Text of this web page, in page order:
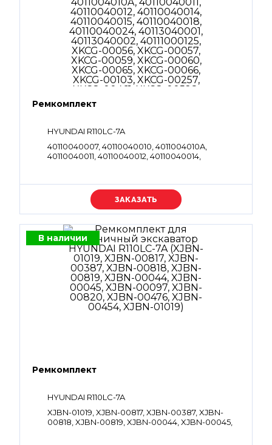
Ремкомплект
HYUNDAI R110LC-7A
40110040007, 40110040010, 4011004010A,
40110040011, 40110040012, 40110040014,
00056, XKCG-00057, XKCG-00059, XKCG-00060,
XKCG-00065, XKCG-00066, XKCG-00103, XKCG-
00257, XKCG-00461, XKCG-00528, XKCG-00529,
XKCG-00530, XKBF-00615, XKBF-00618, XKBF-
00909, XKBF-00937, XKBF-00939, XKBF-00940,
XKBF-00941, XKBF-00943, XKBF-00949, XKBF-
00958, XKBF-01183, XKBF-01215, XKBF-01423
Уточняйте цену
В наличии
Ремкомплект
HYUNDAI R110LC-7A
XJBN-01019, XJBN-00817, XJBN-00387, XJBN-
00818, XJBN-00819, XJBN-00044, XJBN-00045,